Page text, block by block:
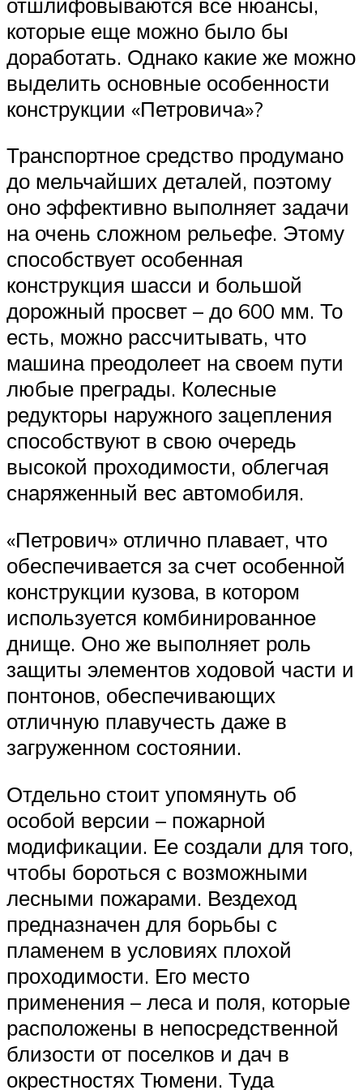
которые еще можно было бы
доработать. Однако какие же можно
выделить основные особенности
конструкции «Петровича»?
Транспортное средство продумано
до мельчайших деталей, поэтому
оно эффективно выполняет задачи
на очень сложном рельефе. Этому
способствует особенная
конструкция шасси и большой
дорожный просвет – до 600 мм. То
есть, можно рассчитывать, что
машина преодолеет на своем пути
любые преграды. Колесные
редукторы наружного зацепления
способствуют в свою очередь
высокой проходимости, облегчая
снаряженный вес автомобиля.
«Петрович» отлично плавает, что
обеспечивается за счет особенной
конструкции кузова, в котором
используется комбинированное
днище. Оно же выполняет роль
защиты элементов ходовой части и
понтонов, обеспечивающих
отличную плавучесть даже в
загруженном состоянии.
Отдельно стоит упомянуть об
особой версии – пожарной
модификации. Ее создали для того,
чтобы бороться с возможными
лесными пожарами. Вездеход
предназначен для борьбы с
пламенем в условиях плохой
проходимости. Его место
применения – леса и поля, которые
расположены в непосредственной
близости от поселков и дач в
окрестностях Тюмени. Туда